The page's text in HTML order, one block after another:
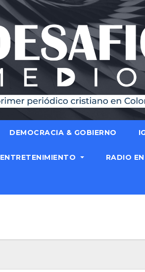
DEMOCRACIA & GOBIERNO
ENTRETENIMIENTO RADIO